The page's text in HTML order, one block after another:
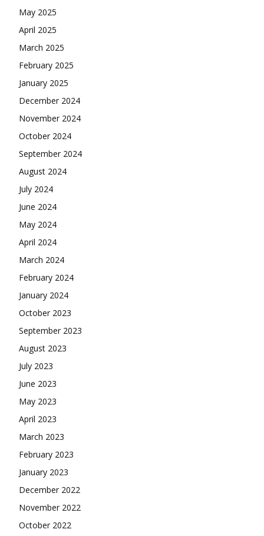
May 2025
April 2025
March 2025
February 2025
January 2025
December 2024
November 2024
October 2024
September 2024
August 2024
July 2024
June 2024
May 2024
April 2024
March 2024
February 2024
January 2024
October 2023
September 2023
August 2023
July 2023
June 2023
May 2023
April 2023
March 2023
February 2023
January 2023
December 2022
November 2022
October 2022